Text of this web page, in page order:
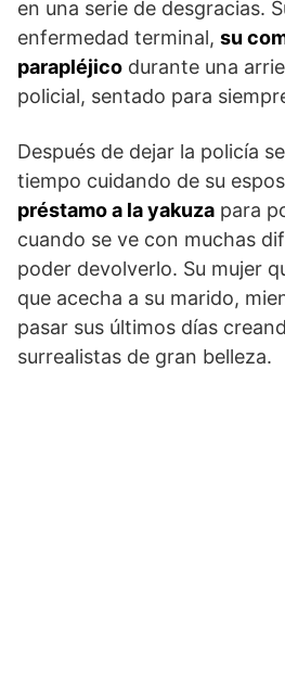
en una serie de desgracias.
enfermedad terminal, su
parapléjico durante una
policial, sentado para
Después de dejar la policía
tiempo cuidando de su
préstamo a la yakuza para
cuando se ve con muchas
poder devolverlo. Su mujer
que acecha a su marido,
pasar sus últimos días
surrealistas de gran belleza.